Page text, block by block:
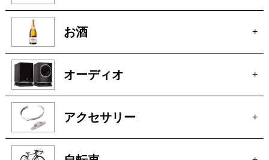
お酒 +
オーディオ +
アクセサリー +